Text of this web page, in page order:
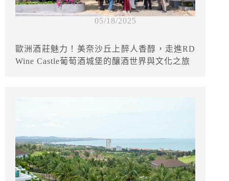
05/18/2025
歐洲酒莊魅力！美奈沙丘上醉人香醇，走進RD
Wine Castle葡萄酒城堡的釀酒世界與文化之旅